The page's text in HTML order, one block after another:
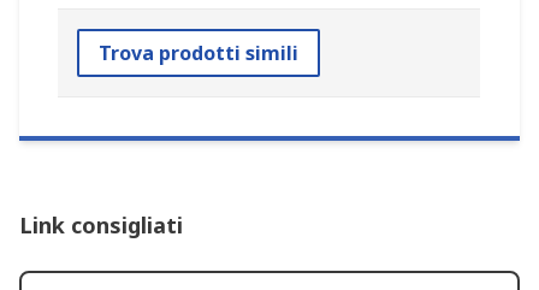
Trova prodotti simili
Link consigliati